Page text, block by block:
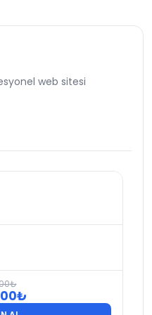
web sitesi
₺
₺